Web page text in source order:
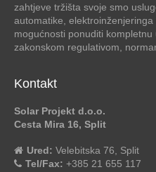
zahtjeve tržišta svoje smo
automatike,
mogućnosti ponuditi
zakonskom regulativom,
Kontakt
Solar Projekt d.o.o.
Cesta Mira 16, Split
Ured: Velebitska 76, Split
Tel/Fax: +385 21 655 117